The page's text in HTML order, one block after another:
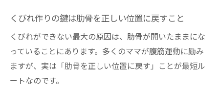
くびれを作る呼吸法の具体的なステップと
ポイント
肋骨の正しい位置を意識した呼吸で美しい
ウエストへ
肋骨を内側に寄せる感覚を身につけるプロ
くびれ作りの鍵は肋骨を正しい位置に戻すこと
くびれができない最大の原因は、肋骨が開いたままにな
っていることにあります。多くのママが腹筋運動に励み
ますが、実は「肋骨を正しい位置に戻す」ことが最短ル
ートなのです。